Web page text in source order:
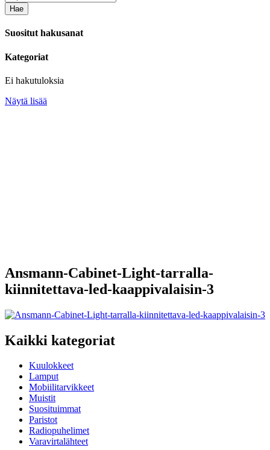
Hae
Suositut hakusanat
Kategoriat
Ei hakutuloksia
Näytä lisää
Ansmann-Cabinet-Light-tarralla-
kiinnitettava-led-kaappivalaisin-3
Kaikki kategoriat
Kuulokkeet
Lamput
Mobiilitarvikkeet
Muistit
Suosituimmat
Paristot
Radiopuhelimet
Varavirtalähteet